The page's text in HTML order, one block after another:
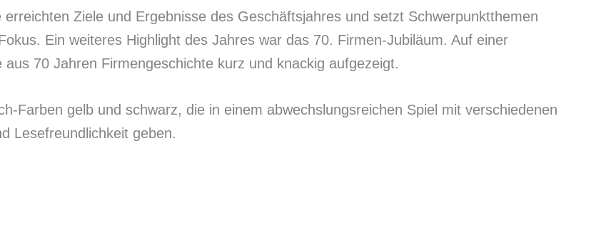
Ziele und Ergebnisse des Geschäftsjahres und setzt Schwerpunktthemen
Ein weiteres Highlight des Jahres war das 70. Firmen-Jubiläum. Auf einer
70 Jahren Firmengeschichte kurz und knackig aufgezeigt.
Farben gelb und schwarz, die in einem abwechslungsreichen Spiel mit verschiedenen
Lesefreundlichkeit geben.